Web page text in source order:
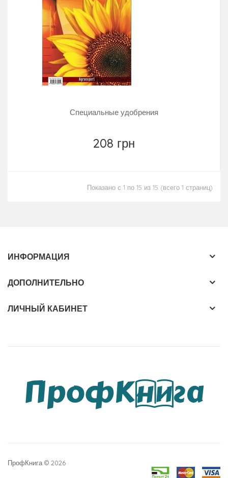
Специальные удобрения
208 грн
Показано с 1 по 15 из 15 (всего 1 страниц)
ИНФОРМАЦИЯ
ДОПОЛНИТЕЛЬНО
ЛИЧНЫЙ КАБИНЕТ
ПрофКнига © 2026